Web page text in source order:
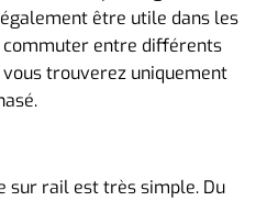
être utile dans les
entre différents
vous trouverez uniquement
sur rail est très simple. Du